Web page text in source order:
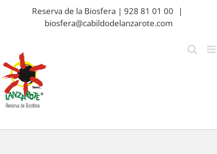
Reserva de la Biosfera | 928 81 01 00
|
biosfera@cabildodelanzarote.com